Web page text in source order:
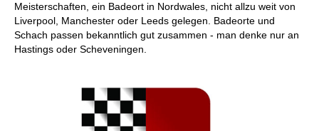
Meisterschaften, ein Badeort in Nordwales, nicht allzu weit von
Liverpool, Manchester oder Leeds gelegen. Badeorte und
Schach passen bekanntlich gut zusammen - man denke nur an
Hastings oder Scheveningen.